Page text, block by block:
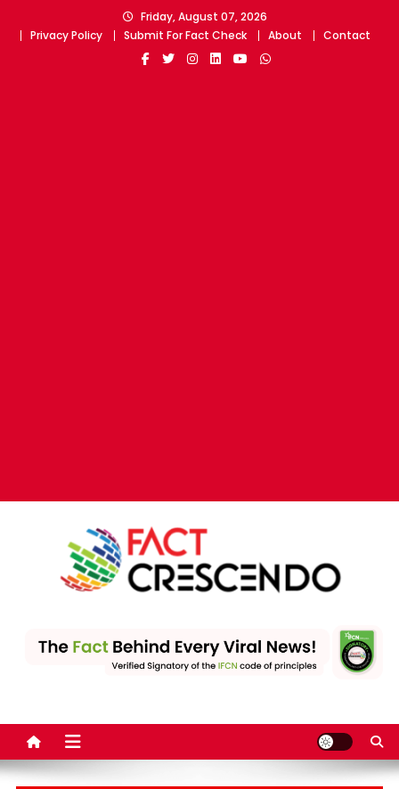
Friday, August 07, 2026
Privacy Policy
Submit For Fact Check About Contact
leading fact-checking